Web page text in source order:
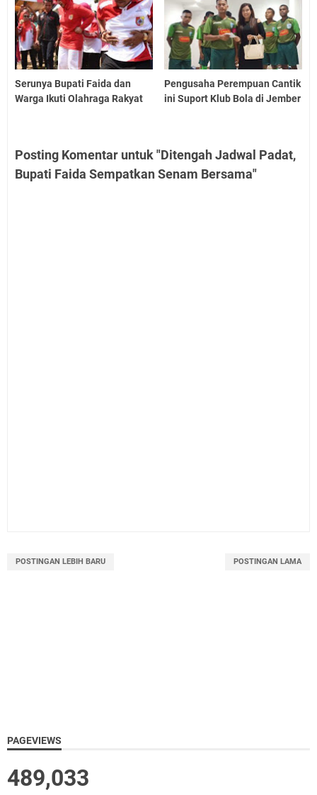
Serunya Bupati Faida dan
Warga Ikuti Olahraga Rakyat
Pengusaha Perempuan Cantik
ini Suport Klub Bola di Jember
Posting Komentar untuk "Ditengah Jadwal Padat,
Bupati Faida Sempatkan Senam Bersama"
POSTINGAN LEBIH BARU POSTINGAN LAMA
PAGEVIEWS
489,033